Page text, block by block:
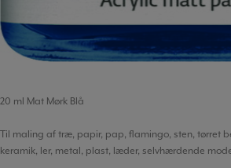
20 ml Mat Mørk Blå
Til maling af træ, papir, pap, flamingo, sten, tørret
keramik, ler, metal, plast, læder, selvhærdende